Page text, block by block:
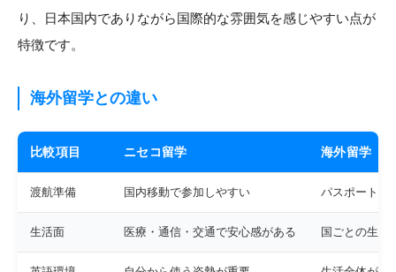
り、日本国内でありながら国際的な雰囲気を感じやすい点が
特徴です。
海外留学との違い
比較項目 ニセコ留学 海外留学
渡航準備 国内移動で参加しやすい パスポート・
生活面 医療・通信・交通で安心感がある 国ごとの生活